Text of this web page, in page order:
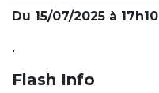
Du 15/07/2025 à 17h10
.
Flash Info